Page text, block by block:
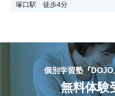
塚口駅 徒歩4分
学習塾ペガサス園田教室
JR塚口駅 徒歩10分
個別学習塾『DOJO
無料体験